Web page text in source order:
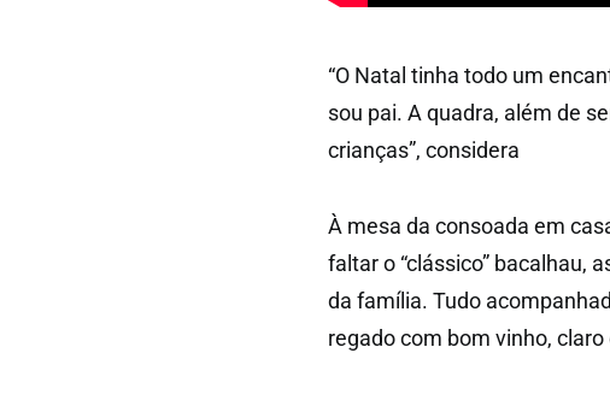
“O Natal tinha todo um
sou pai. A quadra, além de
crianças”, considera
À mesa da consoada em
faltar o “clássico” bacalhau,
da família. Tudo
regado com bom vinho,